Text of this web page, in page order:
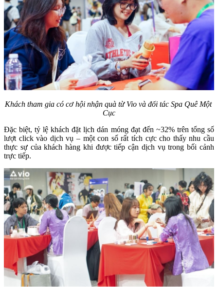
Khách tham gia có cơ hội nhận quà từ Vio và đối tác Spa Quê Một
Cục
Đặc biệt, tỷ lệ khách đặt lịch dán móng đạt đến ~32% trên tổng số
lượt click vào dịch vụ – một con số rất tích cực cho thấy nhu cầu
thực sự của khách hàng khi được tiếp cận dịch vụ trong bối cảnh
trực tiếp.